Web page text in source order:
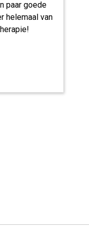
paar goede
helemaal van